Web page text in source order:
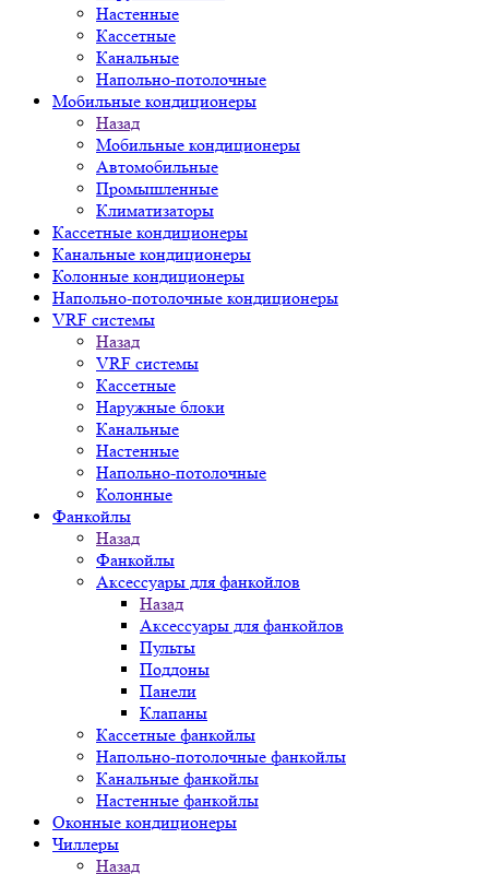
Настенные
Кассетные
Канальные
Напольно-потолочные
Мобильные кондиционеры
Назад
Мобильные кондиционеры
Автомобильные
Промышленные
Климатизаторы
Кассетные кондиционеры
Канальные кондиционеры
Колонные кондиционеры
Напольно-потолочные кондиционеры
VRF системы
Назад
VRF системы
Кассетные
Наружные блоки
Канальные
Настенные
Напольно-потолочные
Колонные
Фанкойлы
Назад
Фанкойлы
Аксессуары для фанкойлов
Назад
Аксессуары для фанкойлов
Пульты
Поддоны
Панели
Клапаны
Кассетные фанкойлы
Напольно-потолочные фанкойлы
Канальные фанкойлы
Настенные фанкойлы
Оконные кондиционеры
Чиллеры
Назад